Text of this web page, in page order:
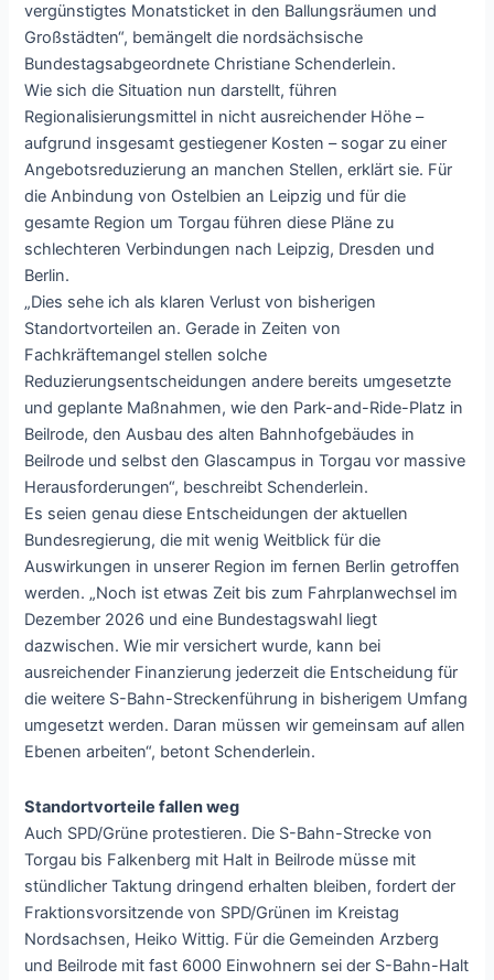
vergünstigtes Monatsticket in den Ballungsräumen und
Großstädten“, bemängelt die nordsächsische
Bundestagsabgeordnete Christiane Schenderlein.
Wie sich die Situation nun darstellt, führen
Regionalisierungsmittel in nicht ausreichender Höhe –
aufgrund insgesamt gestiegener Kosten – sogar zu einer
Angebotsreduzierung an manchen Stellen, erklärt sie. Für
die Anbindung von Ostelbien an Leipzig und für die
gesamte Region um Torgau führen diese Pläne zu
schlechteren Verbindungen nach Leipzig, Dresden und
Berlin.
„Dies sehe ich als klaren Verlust von bisherigen
Standortvorteilen an. Gerade in Zeiten von
Fachkräftemangel stellen solche
Reduzierungsentscheidungen andere bereits umgesetzte
und geplante Maßnahmen, wie den Park-and-Ride-Platz in
Beilrode, den Ausbau des alten Bahnhofgebäudes in
Beilrode und selbst den Glascampus in Torgau vor massive
Herausforderungen“, beschreibt Schenderlein.
Es seien genau diese Entscheidungen der aktuellen
Bundesregierung, die mit wenig Weitblick für die
Auswirkungen in unserer Region im fernen Berlin getroffen
werden. „Noch ist etwas Zeit bis zum Fahrplanwechsel im
Dezember 2026 und eine Bundestagswahl liegt
dazwischen. Wie mir versichert wurde, kann bei
ausreichender Finanzierung jederzeit die Entscheidung für
die weitere S-Bahn-Streckenführung in bisherigem Umfang
umgesetzt werden. Daran müssen wir gemeinsam auf allen
Ebenen arbeiten“, betont Schenderlein.
Standortvorteile fallen weg
Auch SPD/Grüne protestieren. Die S-Bahn-Strecke von
Torgau bis Falkenberg mit Halt in Beilrode müsse mit
stündlicher Taktung dringend erhalten bleiben, fordert der
Fraktionsvorsitzende von SPD/Grünen im Kreistag
Nordsachsen, Heiko Wittig. Für die Gemeinden Arzberg
und Beilrode mit fast 6000 Einwohnern sei der S-Bahn-Halt